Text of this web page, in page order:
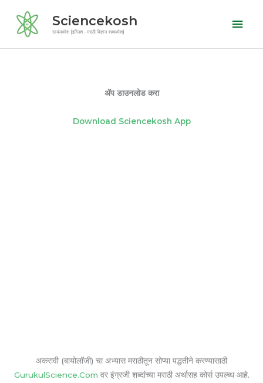
content
Sciencekosh
सायंसकोश (इंग्लिश - मराठी विज्ञान शब्दकोश)
ॲप डाउनलोड करा
Download Sciencekosh App
अकरावी (बायोलॉजी) चा अभ्यास मराठीतून सोप्या पद्धतीने करण्यासाठी
GurukulScience.Com वर इंग्रजी शब्दांच्या मराठी अर्थासह कोर्स उपल्ब्ध आहे.